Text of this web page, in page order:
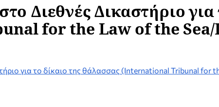
Διεθνές Δικαστήριο
for the Law of the Sea/
για το δίκαιο της θάλασσας (International Tribunal for